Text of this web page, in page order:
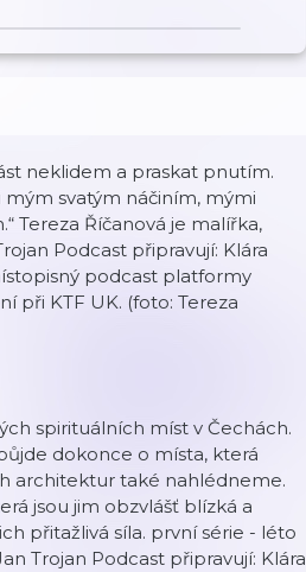
neklidem a praskat pnutím.
mým svatým náčiním, mými
Tereza Říčanová je malířka,
Podcast připravují: Klára
podcast platformy
při KTF UK. (foto: Tereza
spirituálních míst v Čechách.
dokonce o místa, která
architektur také nahlédneme.
jsou jim obzvlášť blízká a
přitažlivá síla. první série - léto
Trojan Podcast připravují: Klára